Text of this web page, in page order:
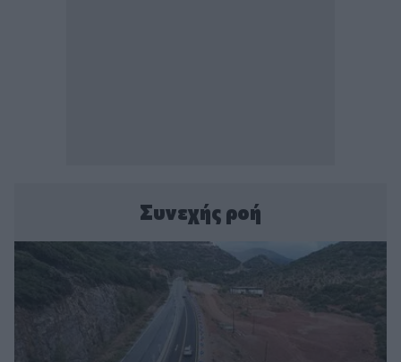
Συνεχής ροή